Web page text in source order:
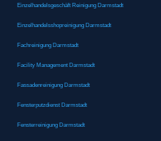
Einzelhandelsgeschäft Reinigung Darmstadt
Einzelhandelsshopreinigung Darmstadt
Fachreinigung Darmstadt
Facility Management Darmstadt
Fassadenreinigung Darmstadt
Fensterputzdienst Darmstadt
Fensterreinigung Darmstadt